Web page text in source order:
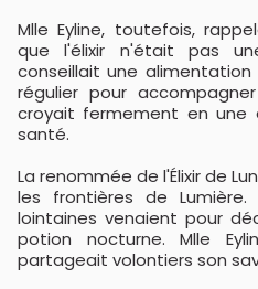
Mlle Eyline, toutefois,
que l'élixir n'était pas
conseillait une
régulier pour
croyait fermement en une
santé.
La renommée de l'Élixir de
les frontières de
lointaines venaient pour
potion nocturne. Mlle
partageait volontiers son